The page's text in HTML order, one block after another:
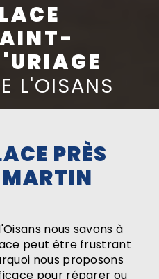
L'OISANS
PRÈS
nous savons à
peut être frustrant
nous proposons
pour réparer ou